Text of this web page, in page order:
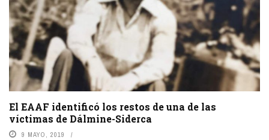
El EAAF identificó los restos de una de las
víctimas de Dálmine-Siderca
9 MAYO, 2019